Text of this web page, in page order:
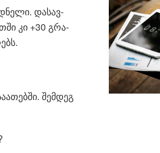
და­სავ­
კი +30 გრა­
შემ­დეგ